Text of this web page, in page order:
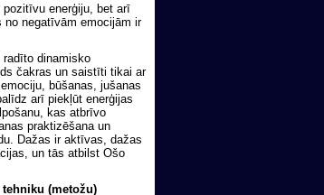
enerģiju, bet arī
negatīvām emocijām ir
dinamisko
čakras un saistīti tikai ar
būšanas, jušanas
arī piekļūt enerģijas
kas atbrīvo
praktizēšana un
Dažas ir aktīvas, dažas
un tās atbilst Ošo
(metožu)